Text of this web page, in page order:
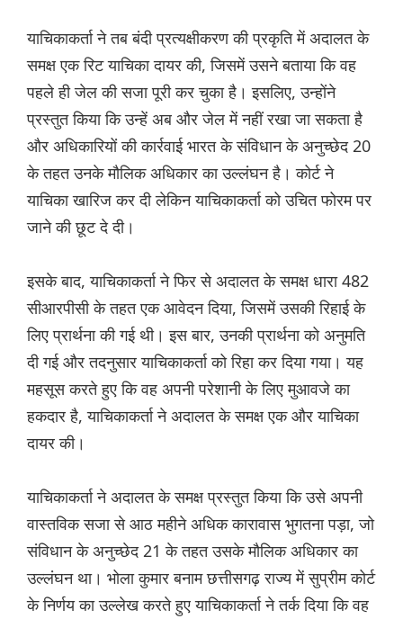
याचिकाकर्ता ने तब बंदी प्रत्यक्षीकरण की प्रकृति में अदालत के
समक्ष एक रिट याचिका दायर की, जिसमें उसने बताया कि वह
पहले ही जेल की सजा पूरी कर चुका है। इसलिए, उन्होंने
प्रस्तुत किया कि उन्हें अब और जेल में नहीं रखा जा सकता है
और अधिकारियों की कार्रवाई भारत के संविधान के अनुच्छेद 20
के तहत उनके मौलिक अधिकार का उल्लंघन है। कोर्ट ने
याचिका खारिज कर दी लेकिन याचिकाकर्ता को उचित फोरम पर
जाने की छूट दे दी।
इसके बाद, याचिकाकर्ता ने फिर से अदालत के समक्ष धारा 482
सीआरपीसी के तहत एक आवेदन दिया, जिसमें उसकी रिहाई के
लिए प्रार्थना की गई थी। इस बार, उनकी प्रार्थना को अनुमति
दी गई और तदनुसार याचिकाकर्ता को रिहा कर दिया गया। यह
महसूस करते हुए कि वह अपनी परेशानी के लिए मुआवजे का
हकदार है, याचिकाकर्ता ने अदालत के समक्ष एक और याचिका
दायर की।
याचिकाकर्ता ने अदालत के समक्ष प्रस्तुत किया कि उसे अपनी
वास्तविक सजा से आठ महीने अधिक कारावास भुगतना पड़ा, जो
संविधान के अनुच्छेद 21 के तहत उसके मौलिक अधिकार का
उल्लंघन था। भोला कुमार बनाम छत्तीसगढ़ राज्य में सुप्रीम कोर्ट
के निर्णय का उल्लेख करते हुए याचिकाकर्ता ने तर्क दिया कि वह